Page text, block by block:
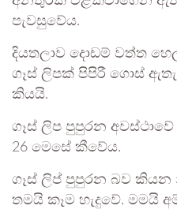
පැවසුවේය.
දියතලාව දොඩම් වත්ත
ගෑස් ලිපක් පිපිරී ගොස්
කියයි.
ගෑස් ලිප පුපුරන
26 මෙසේ කීවේය.
ගෑස් ලිප් පුපුරන බව කියන
තමයි කෑම හැදුවේ. මමයි